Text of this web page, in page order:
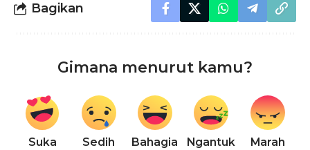
Bagikan
Gimana menurut kamu?
Suka Sedih Bahagia Ngantuk Marah